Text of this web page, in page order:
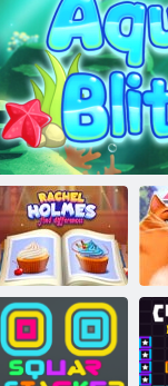
Aqua Blitz 2
Tentriks
Aqua blitz
Rachel Holmes
uočila je razliku